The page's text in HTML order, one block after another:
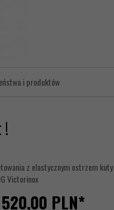
i produktów
!
z elastycznym ostrzem kuty
Victorinox
520,00 PLN*